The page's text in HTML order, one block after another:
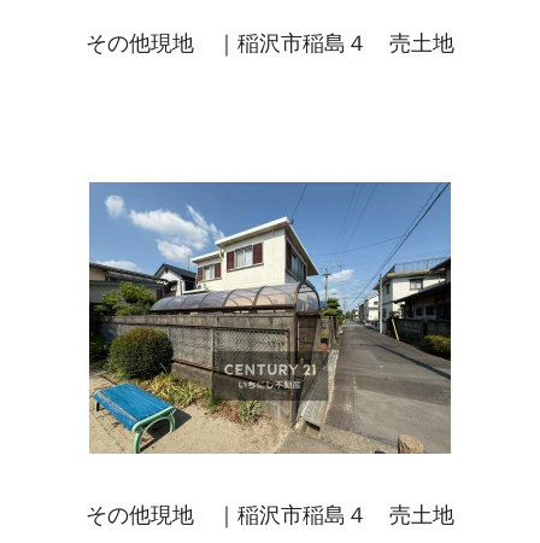
その他現地 ｜稲沢市稲島４ 売土地
その他現地 ｜稲沢市稲島４ 売土地